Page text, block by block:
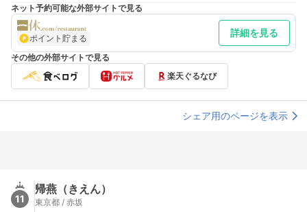
ネット予約可能な外部サイトで見る
ポイント貯まる 詳細を見る
その他の外部サイトで見る
楽天ぐるなび
シェア用のページを表示
11
帰燕（きえん）
東京都 / 赤坂